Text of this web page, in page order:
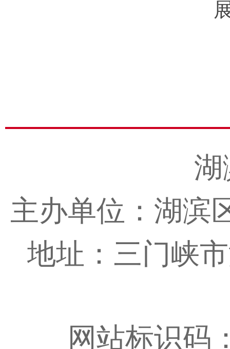
主办单位：湖滨
地址：三门峡
网站标识码